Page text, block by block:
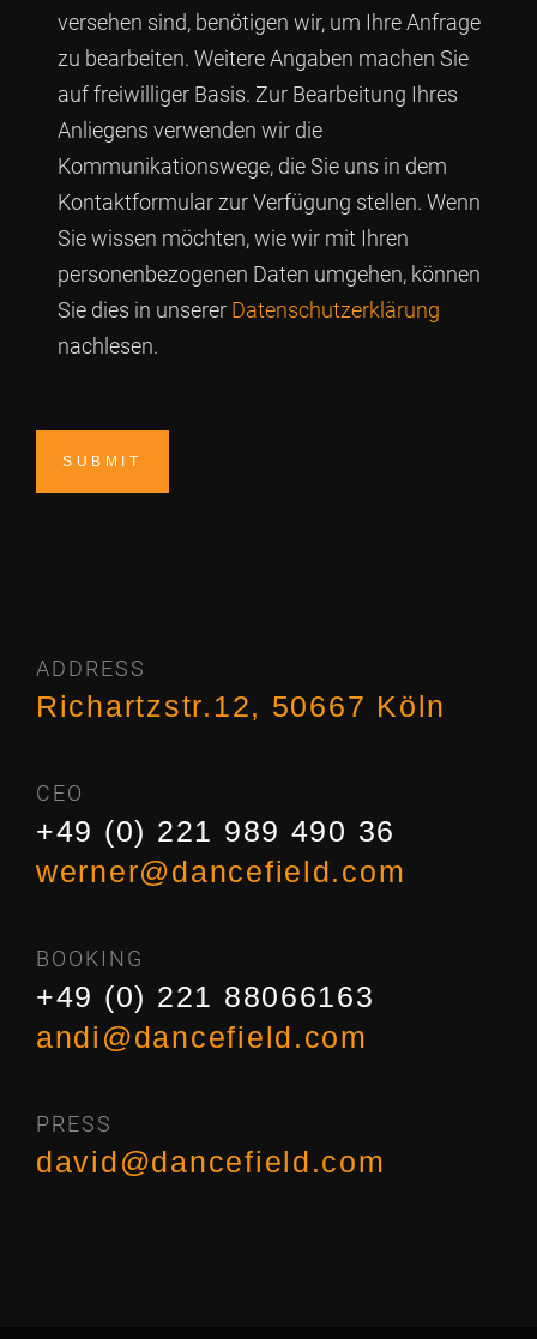
versehen sind, benötigen wir, um Ihre Anfrage
zu bearbeiten. Weitere Angaben machen Sie
auf freiwilliger Basis. Zur Bearbeitung Ihres
Anliegens verwenden wir die
Kommunikationswege, die Sie uns in dem
Kontaktformular zur Verfügung stellen. Wenn
Sie wissen möchten, wie wir mit Ihren
personenbezogenen Daten umgehen, können
Sie dies in unserer Datenschutzerklärung
nachlesen.
ADDRESS
Richartzstr.12, 50667 Köln
CEO
+49 (0) 221 989 490 36
werner@dancefield.com
BOOKING
+49 (0) 221 88066163
andi@dancefield.com
PRESS
david@dancefield.com